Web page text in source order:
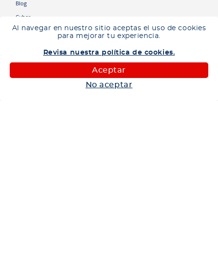
Al navegar en nuestro sitio aceptas el uso de cookies
para mejorar tu experiencia.
Revisa nuestra política de cookies.
Aceptar
No aceptar
Blog
Cyber